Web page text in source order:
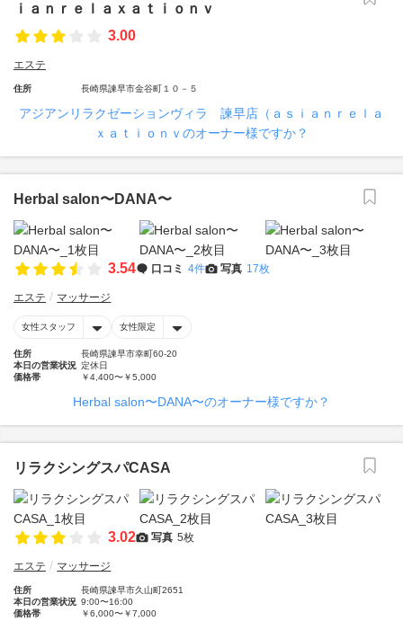
ｉａｎｒｅｌａｘａｔｉｏｎｖ
3.00
エステ
住所 長崎県諫早市金谷町１０－５
アジアンリラクゼーションヴィラ 諫早店（ａｓｉａｎｒｅｌａ
ｘａｔｉｏｎｖのオーナー様ですか？
Herbal salon〜DANA〜
3.54 口コミ 4件 写真 17枚
エステ マッサージ
女性スタッフ 女性限定
住所
長崎県諫早市幸町60-20
本日の営業状況 定休日
価格帯
￥4,400〜￥5,000
Herbal salon〜DANA〜のオーナー様ですか？
リラクシングスパCASA
3.02 写真 5枚
エステ マッサージ
住所
長崎県諫早市久山町2651
本日の営業状況 9:00〜16:00
価格帯
￥6,000〜￥7,000